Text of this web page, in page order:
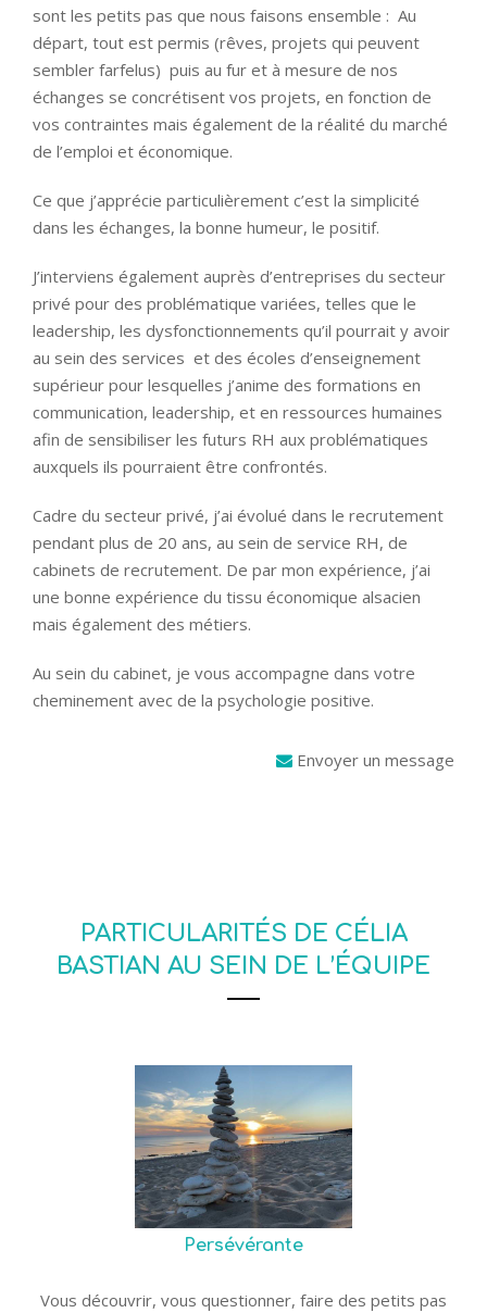
sont les petits pas que nous faisons ensemble : Au
départ, tout est permis (rêves, projets qui peuvent
sembler farfelus) puis au fur et à mesure de nos
échanges se concrétisent vos projets, en fonction de
vos contraintes mais également de la réalité du marché
de l’emploi et économique.
Ce que j’apprécie particulièrement c’est la simplicité
dans les échanges, la bonne humeur, le positif.
J’interviens également auprès d’entreprises du secteur
privé pour des problématique variées, telles que le
leadership, les dysfonctionnements qu’il pourrait y avoir
au sein des services et des écoles d’enseignement
supérieur pour lesquelles j’anime des formations en
communication, leadership, et en ressources humaines
afin de sensibiliser les futurs RH aux problématiques
auxquels ils pourraient être confrontés.
Cadre du secteur privé, j’ai évolué dans le recrutement
pendant plus de 20 ans, au sein de service RH, de
cabinets de recrutement. De par mon expérience, j’ai
une bonne expérience du tissu économique alsacien
mais également des métiers.
Au sein du cabinet, je vous accompagne dans votre
cheminement avec de la psychologie positive.
Envoyer un message
PARTICULARITÉS DE CÉLIA
BASTIAN AU SEIN DE L’ÉQUIPE
Persévérante
Vous découvrir, vous questionner, faire des petits pas